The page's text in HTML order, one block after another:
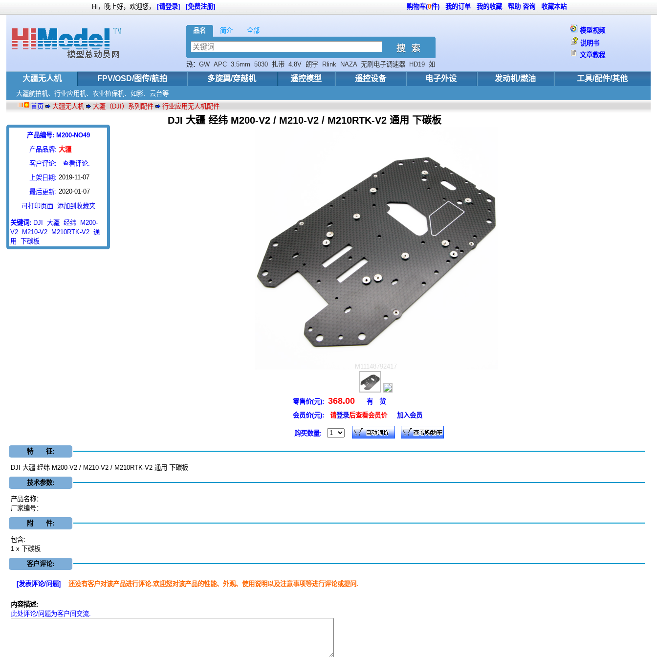
品名 简介 全部
热： GW APC 3.5mm 5030 扎带 4.8V 朗宇 Rlink NAZA 无刷电子调速器 HD19 如
影
模型视频
说明书
文章教程
大疆无人机 FPV/OSD/图传/航拍 多旋翼/穿越机 遥控模型 遥控设备 电子外设 发动机/燃油 工具/配件/其他
Hi，晚上好，欢迎您， [请登录] [免费注册] 购物车(0件) 我的订单 我的收藏 帮助 咨询 收藏本站
大疆航拍机、行业应用机、农业植保机、如影、云台等
首页
大疆无人机 大疆（DJI）系列配件 行业应用无人机配件
产品编号: M200-NO49
产品品牌: 大疆
客户评论:
查看评论.
上架日期: 2019-11-07
最后更新: 2020-01-07
可打印页面 添加到收藏夹
关键词: DJI 大疆 经纬
M200-
V2
M210-V2 M210RTK-V2 通
用
下碳板
DJI 大疆 经纬 M200-V2 / M210-V2 / M210RTK-V2 通用 下碳板
M11148792417
零售价(元): 368.00
有 货
会员价(元):
请登录后查看会员价 加入会员
购买数量:
特 征:
DJI 大疆 经纬 M200-V2 / M210-V2 / M210RTK-V2 通用 下碳板
技术参数:
产品名称：
厂家编号：
附 件:
包含:
1 x 下碳板
客户评论:
[发表评论/问题] 还没有客户对该产品进行评论.欢迎您对该产品的性能、外观、使用说明以及注意事项等进行评论或提问.
内容描述:
此处评论/问题为客户间交流.